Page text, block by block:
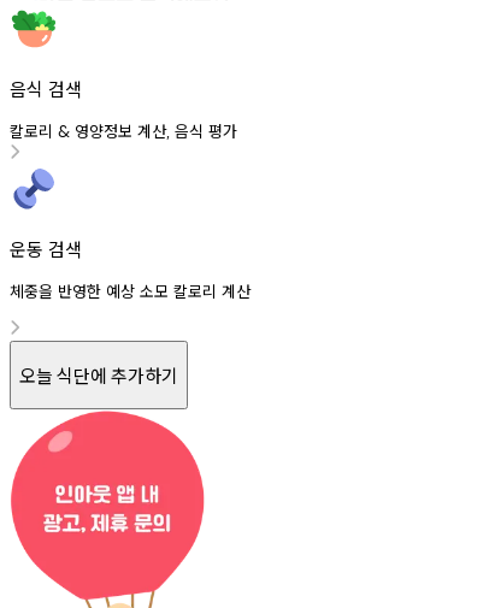
음식 검색
칼로리 & 영양정보 계산, 음식 평가
운동 검색
체중을 반영한 예상 소모 칼로리 계산
오늘 식단에 추가하기